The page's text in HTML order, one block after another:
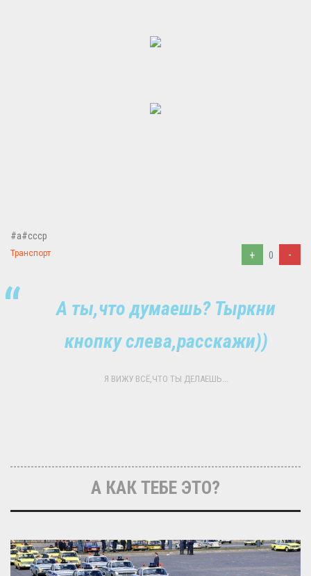
#a#ссср
Транспорт + 0 -
А ты,что думаешь? Тыркни
кнопку слева,расскажи))
Я ВИЖУ ВСЁ,ЧТО ТЫ ДЕЛАЕШЬ...
А КАК ТЕБЕ ЭТО?